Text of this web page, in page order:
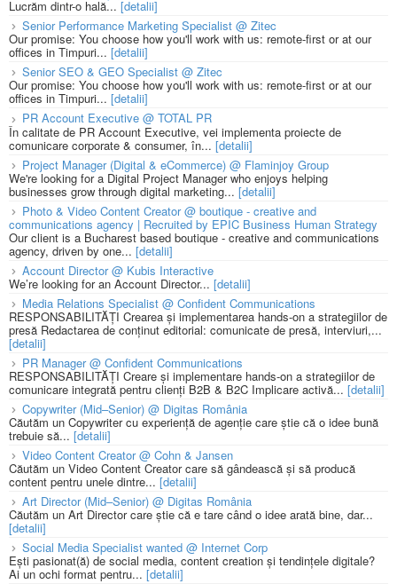
Lucrăm dintr-o hală... [detalii]
Senior Performance Marketing Specialist @ Zitec
Our promise: You choose how you'll work with us: remote-first or at our
offices in Timpuri... [detalii]
Senior SEO & GEO Specialist @ Zitec
Our promise: You choose how you'll work with us: remote-first or at our
offices in Timpuri... [detalii]
PR Account Executive @ TOTAL PR
În calitate de PR Account Executive, vei implementa proiecte de
comunicare corporate & consumer, în... [detalii]
Project Manager (Digital & eCommerce) @ Flaminjoy Group
We're looking for a Digital Project Manager who enjoys helping
businesses grow through digital marketing... [detalii]
Photo & Video Content Creator @ boutique - creative and
communications agency | Recruited by EPIC Business Human Strategy
Our client is a Bucharest based boutique - creative and communications
agency, driven by one... [detalii]
Account Director @ Kubis Interactive
We’re looking for an Account Director... [detalii]
Media Relations Specialist @ Confident Communications
RESPONSABILITĂȚI Crearea și implementarea hands-on a strategiilor de
presă Redactarea de conținut editorial: comunicate de presă, interviuri,...
[detalii]
PR Manager @ Confident Communications
RESPONSABILITĂȚI Creare și implementare hands-on a strategiilor de
comunicare integrată pentru clienți B2B & B2C Implicare activă... [detalii]
Copywriter (Mid–Senior) @ Digitas România
Căutăm un Copywriter cu experiență de agenție care știe că o idee bună
trebuie să... [detalii]
Video Content Creator @ Cohn & Jansen
Căutăm un Video Content Creator care să gândească și să producă
content pentru unele dintre... [detalii]
Art Director (Mid–Senior) @ Digitas România
Căutăm un Art Director care știe că e tare când o idee arată bine, dar...
[detalii]
Social Media Specialist wanted @ Internet Corp
Ești pasionat(ă) de social media, content creation și tendințele digitale?
Ai un ochi format pentru... [detalii]